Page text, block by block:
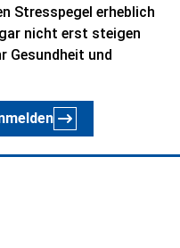
Stresspegel erheblich
nicht erst steigen
Gesundheit und